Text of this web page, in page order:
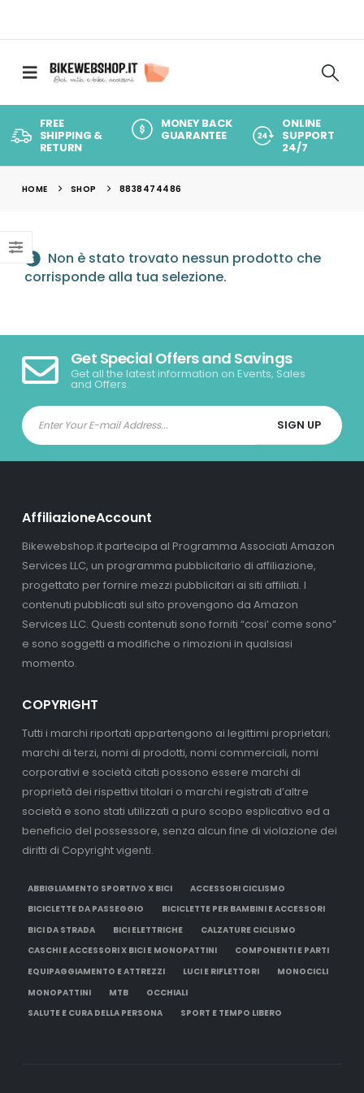
FREE
SHIPPING &
RETURN
MONEY BACK
GUARANTEE
ONLINE
SUPPORT
24/7
HOME SHOP 8838474486
Non è stato trovato nessun prodotto che
corrisponde alla tua selezione.
Get Special Offers and Savings
Get all the latest information on Events, Sales
and Offers.
AffiliazioneAccount
Bikewebshop.it partecipa al Programma Associati Amazon
Services LLC, un programma pubblicitario di affiliazione,
progettato per fornire mezzi pubblicitari ai siti affiliati. I
contenuti pubblicati sul sito provengono da Amazon
Services LLC. Questi contenuti sono forniti “cosi’ come sono”
e sono soggetti a modifiche o rimozioni in qualsiasi
momento.
COPYRIGHT
Tutti i marchi riportati appartengono ai legittimi proprietari;
marchi di terzi, nomi di prodotti, nomi commerciali, nomi
corporativi e società citati possono essere marchi di
proprietà dei rispettivi titolari o marchi registrati d’altre
società e sono stati utilizzati a puro scopo esplicativo ed a
beneficio del possessore, senza alcun fine di violazione dei
diritti di Copyright vigenti.
ABBIGLIAMENTO SPORTIVO X BICI
ACCESSORI CICLISMO
BICICLETTE DA PASSEGGIO
BICICLETTE PER BAMBINI E ACCESSORI
BICI DA STRADA
BICI ELETTRICHE
CALZATURE CICLISMO
CASCHI E ACCESSORI X BICI E MONOPATTINI
COMPONENTI E PARTI
EQUIPAGGIAMENTO E ATTREZZI
LUCI E RIFLETTORI
MONOCICLI
MONOPATTINI
MTB
OCCHIALI
SALUTE E CURA DELLA PERSONA
SPORT E TEMPO LIBERO